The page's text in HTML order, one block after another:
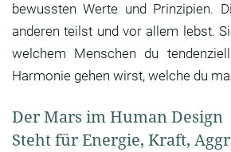
bewussten Werte und Prinzipien.
anderen teilst und vor allem lebst.
welchem Menschen du
Harmonie gehen wirst, welche du
Der Mars im Human Design
Steht für Energie, Kraft,